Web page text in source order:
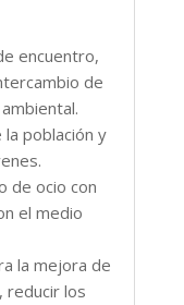
encuentro,
de
población y
de ocio con
el medio
la mejora de
reducir los